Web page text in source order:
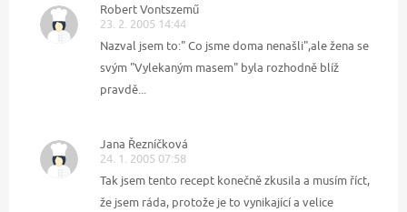
Robert Vontszemű
23. 2. 2005 14:44
Nazval jsem to:" Co jsme doma nenašli",ale žena se
svým "Vylekaným masem" byla rozhodně blíž
pravdě...
Jana Řezníčková
24. 1. 2005 07:58
Tak jsem tento recept konečně zkusila a musím říct,
že jsem ráda, protože je to vynikající a velice